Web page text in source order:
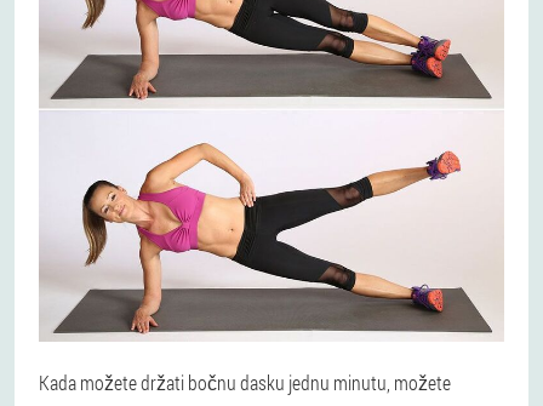
Kada možete držati bočnu dasku jednu minutu, možete